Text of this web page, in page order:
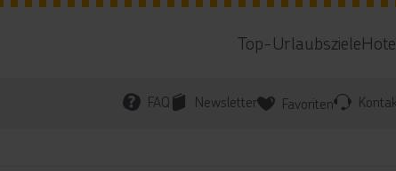
Top-Urlaubsziele
FAQ Newsletter Favoriten